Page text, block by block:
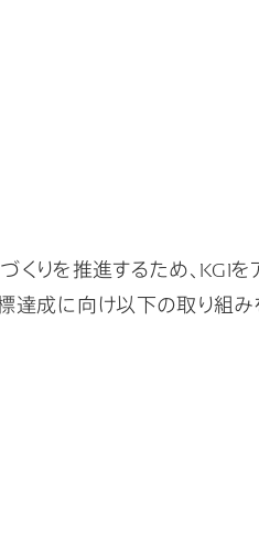
りを推進するため、KGIを
達成に向け以下の取り組み